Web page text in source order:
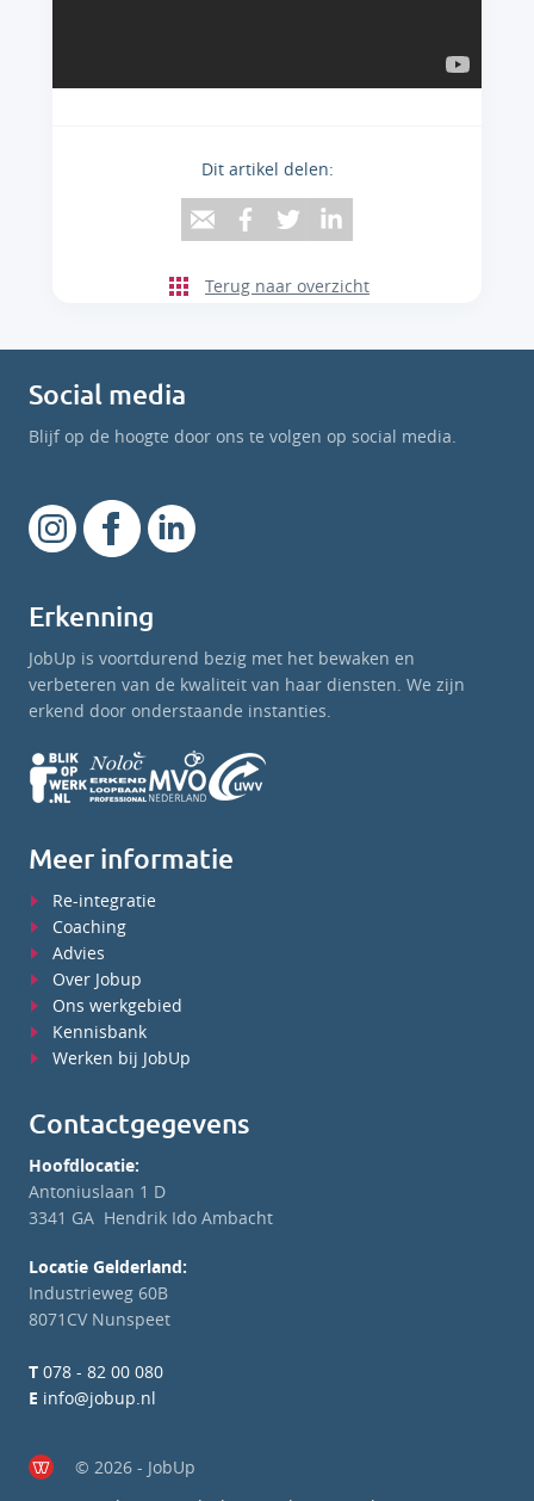
Dit artikel delen:
Terug naar overzicht
Social media
Blijf op de hoogte door ons te volgen op social media.
Erkenning
JobUp is voortdurend bezig met het bewaken en
verbeteren van de kwaliteit van haar diensten. We zijn
erkend door onderstaande instanties.
Meer informatie
Re-integratie
Coaching
Advies
Over Jobup
Ons werkgebied
Kennisbank
Werken bij JobUp
Contactgegevens
Hoofdlocatie:
Antoniuslaan 1 D
3341 GA Hendrik Ido Ambacht
Locatie Gelderland:
Industrieweg 60B
8071CV Nunspeet
T 078 - 82 00 080
E info@jobup.nl
© 2026 - JobUp